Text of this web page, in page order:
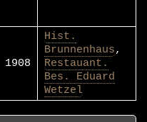
1908
Hist.
Brunnenhaus,
Restauant.
Bes. Eduard
Wetzel